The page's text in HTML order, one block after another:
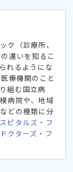
ク（診療所、
違いを知るこ
れるようにな
療機関のこと
組む国立病
病院や、地域
どの種類に分
ピタルズ・フ
ドクターズ・フ